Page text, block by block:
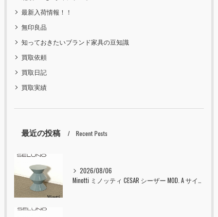
最新入荷情報！！
無印良品
知っておきたいブランド家具の豆知識
買取依頼
買取日記
買取実績
最近の投稿 Recent Posts
2026/08/06